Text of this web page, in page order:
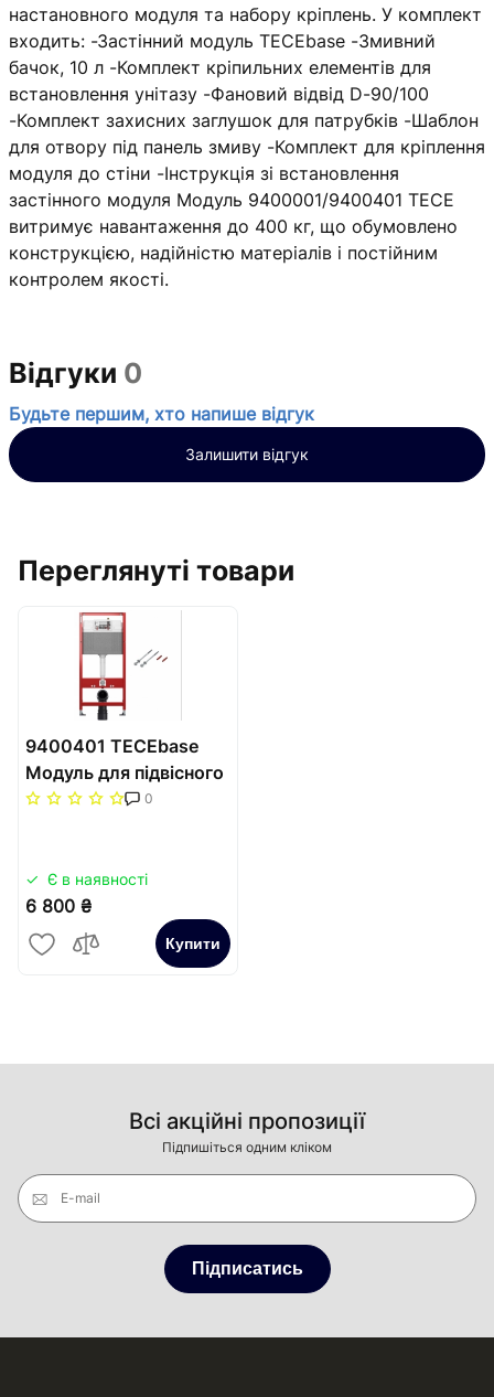
настановного модуля та набору кріплень. У комплект
входить: -Застінний модуль TECEbase -Змивний
бачок, 10 л -Комплект кріпильних елементів для
встановлення унітазу -Фановий відвід D-90/100
-Комплект захисних заглушок для патрубків -Шаблон
для отвору під панель змиву -Комплект для кріплення
модуля до стіни -Інструкція зі встановлення
застінного модуля Модуль 9400001/9400401 TECE
витримує навантаження до 400 кг, що обумовлено
конструкцією, надійністю матеріалів і постійним
контролем якості.
Відгуки 0
Будьте першим, хто напише відгук
Залишити відгук
Переглянуті товари
9400401 ТЕСЕbase
Модуль для підвісного
унітазу
0
Є в наявності
6 800 ₴
Купити
Всі акційні пропозиції
Підпишіться одним кліком
E-mail
Підписатись